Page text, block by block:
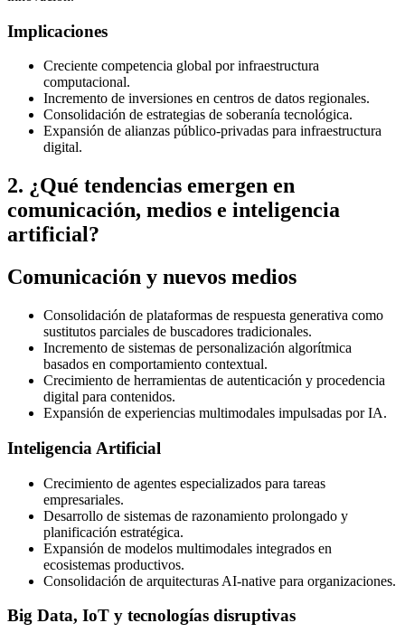
Implicaciones
Creciente competencia global por infraestructura
computacional.
Incremento de inversiones en centros de datos regionales.
Consolidación de estrategias de soberanía tecnológica.
Expansión de alianzas público-privadas para infraestructura
digital.
2. ¿Qué tendencias emergen en
comunicación, medios e inteligencia
artificial?
Comunicación y nuevos medios
Consolidación de plataformas de respuesta generativa como
sustitutos parciales de buscadores tradicionales.
Incremento de sistemas de personalización algorítmica
basados en comportamiento contextual.
Crecimiento de herramientas de autenticación y procedencia
digital para contenidos.
Expansión de experiencias multimodales impulsadas por IA.
Inteligencia Artificial
Crecimiento de agentes especializados para tareas
empresariales.
Desarrollo de sistemas de razonamiento prolongado y
planificación estratégica.
Expansión de modelos multimodales integrados en
ecosistemas productivos.
Consolidación de arquitecturas AI-native para organizaciones.
Big Data, IoT y tecnologías disruptivas